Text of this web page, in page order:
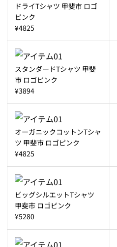
ドライTシャツ 甲斐市 ロゴ
ピンク
¥4825
スタンダードTシャツ 甲斐
市 ロゴピンク
¥3894
オーガニックコットンTシャ
ツ 甲斐市 ロゴピンク
¥4825
ビッグシルエットTシャツ
甲斐市 ロゴピンク
¥5280